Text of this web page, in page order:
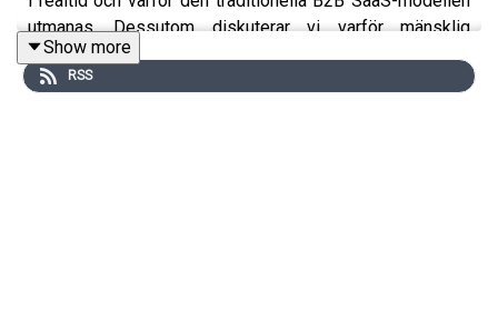
utmanas. Dessutom diskuterar vi varför mänsklig
storytelling och kreativ vision blir den sista vallgraven
när agenter tar över rutinarbetet.
Show more
RSS